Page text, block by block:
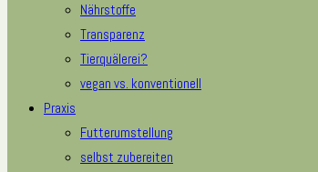
Nährstoffe
Transparenz
Tierquälerei?
vegan vs. konventionell
Praxis
Futterumstellung
selbst zubereiten